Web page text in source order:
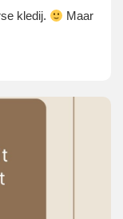
kledij.
Maar